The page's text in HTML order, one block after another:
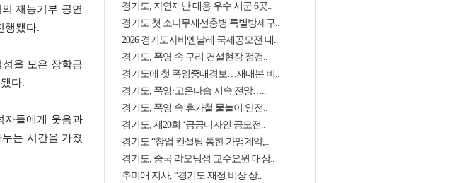
재능기부 공연
행됐다.
을 모은 장학금
다.
자들에게 웃음과
는 시간을 가졌
경기도, 자연재난 대응 우수 시군 6곳..
경기도 첫 소나무재선충병 특별방제구..
2026 경기도자비엔날레 국제공모전 대..
경기도, 폭염 속 구리 건설현장 점검..
경기도에 첫 폭염중대경보…재대본 비..
경기도, 폭염·고온다습 지속 전망…..
경기도, 폭염 속 휴가철 물놀이 안전..
경기도, 제20회 ‘공공디자인 공모전..
경기도 “창업 컨설팅 통한 가맹계약,..
경기도, 중국 랴오닝성 교수요원 대상..
추미애 지사, “경기도 재정 비상 상..